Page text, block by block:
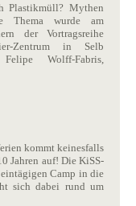
Plastikmüll? Mythen
Thema wurde am
der Vortragsreihe
Zentrum in Selb
Wolff-Fabris,
kommt keinesfalls
Jahren auf! Die KiSS-
Camp in die
sich dabei rund um